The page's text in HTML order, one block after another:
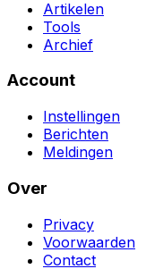
Artikelen
Tools
Archief
Account
Instellingen
Berichten
Meldingen
Over
Privacy
Voorwaarden
Contact